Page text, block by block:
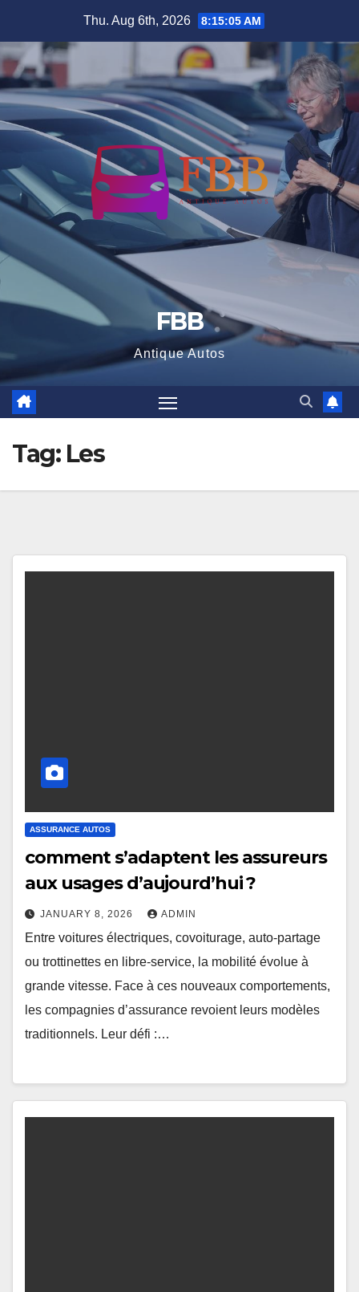
content
Thu. Aug 6th, 2026 8:15:06 AM
FBB
Antique Autos
Tag: Les
ASSURANCE AUTOS
comment s’adaptent les assureurs
aux usages d’aujourd’hui ?
JANUARY 8, 2026 ADMIN
Entre voitures électriques, covoiturage, auto-partage
ou trottinettes en libre-service, la mobilité évolue à
grande vitesse. Face à ces nouveaux comportements,
les compagnies d’assurance revoient leurs modèles
traditionnels. Leur défi :…